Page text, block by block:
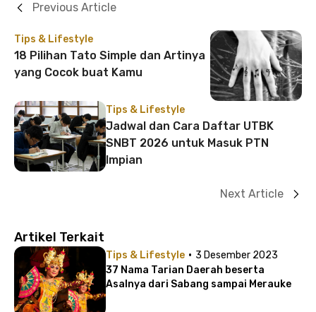
Tips & Lifestyle
18 Pilihan Tato Simple dan Artinya
yang Cocok buat Kamu
Previous Article
Tips & Lifestyle
Jadwal dan Cara Daftar UTBK
SNBT 2026 untuk Masuk PTN
Impian
Next Article
Artikel Terkait
Tips & Lifestyle · 3 Desember 2023
37 Nama Tarian Daerah beserta
Asalnya dari Sabang sampai Merauke